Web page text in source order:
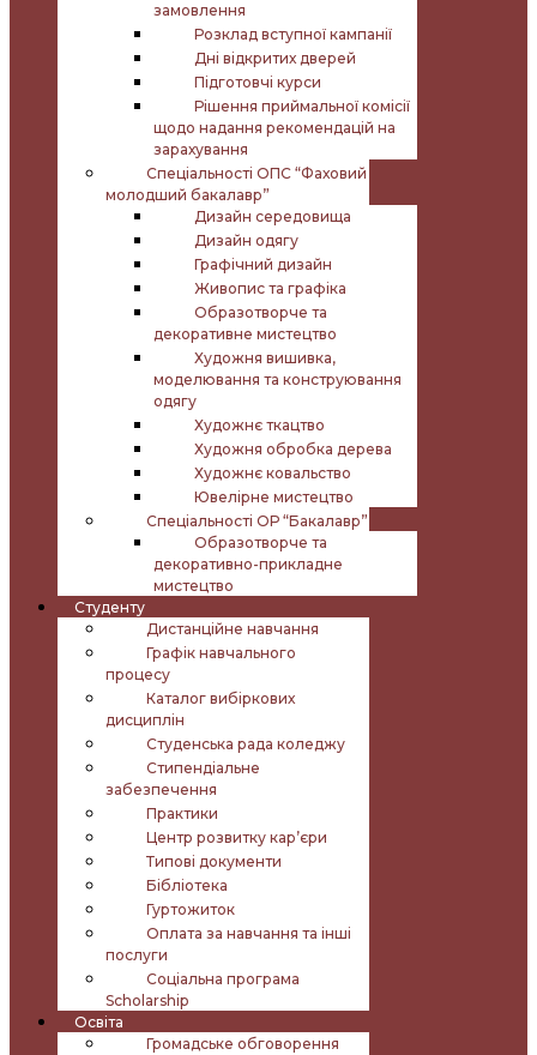
замовлення
Розклад вступної кампанії
Дні відкритих дверей
Підготовчі курси
Рішення приймальної комісії
щодо надання рекомендацій на
зарахування
Спеціальності ОПС “Фаховий
молодший бакалавр”
Дизайн середовища
Дизайн одягу
Графічний дизайн
Живопис та графіка
Образотворче та
декоративне мистецтво
Художня вишивка,
моделювання та конструювання
одягу
Художнє ткацтво
Художня обробка дерева
Художнє ковальство
Ювелірне мистецтво
Спеціальності ОР “Бакалавр”
Образотворче та
декоративно-прикладне
мистецтво
Студенту
Дистанційне навчання
Графік навчального
процесу
Каталог вибіркових
дисциплін
Студенська рада коледжу
Стипендіальне
забезпечення
Практики
Центр розвитку кар’єри
Типові документи
Бібліотека
Гуртожиток
Оплата за навчання та інші
послуги
Соціальна програма
Scholarship
Освіта
Громадське обговорення